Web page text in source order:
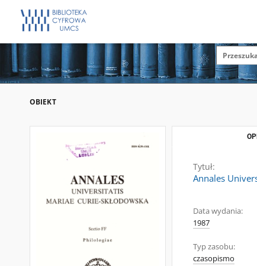
OBIEKT
Tytuł:
Annales
Data wydania:
1987
Typ zasobu:
czasopismo